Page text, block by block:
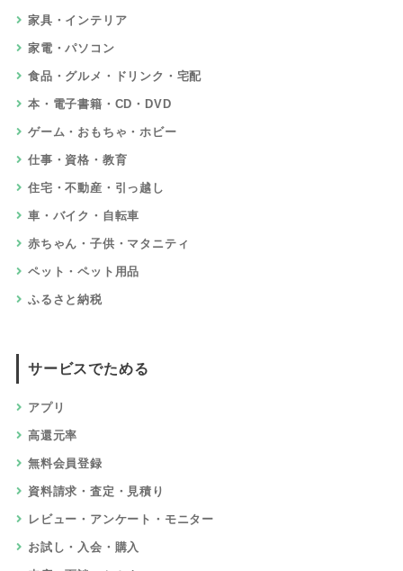
家具・インテリア
家電・パソコン
食品・グルメ・ドリンク・宅配
本・電子書籍・CD・DVD
ゲーム・おもちゃ・ホビー
仕事・資格・教育
住宅・不動産・引っ越し
車・バイク・自転車
赤ちゃん・子供・マタニティ
ペット・ペット用品
ふるさと納税
サービスでためる
アプリ
高還元率
無料会員登録
資料請求・査定・見積り
レビュー・アンケート・モニター
お試し・入会・購入